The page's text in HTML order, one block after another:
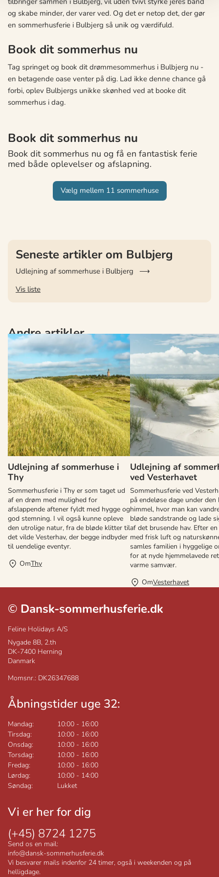
og skabe minder, der varer ved. Og det er netop det, der gør
en sommerhusferie i Bulbjerg så unik og værdifuld.
Book dit sommerhus nu
Tag springet og book dit drømmesommerhus i Bulbjerg nu -
en betagende oase venter på dig. Lad ikke denne chance gå
forbi, oplev Bulbjergs unikke skønhed ved at booke dit
sommerhus i dag.
Book dit sommerhus nu
Book dit sommerhus nu og få en fantastisk ferie
med både oplevelser og afslapning.
Vælg mellem 11 sommerhuse
Seneste artikler om Bulbjerg
Udlejning af sommerhuse i Bulbjerg
Vis liste
Andre artikler
Udlejning af sommerhuse i
Thy
Sommerhusferie i Thy er som taget ud
af en drøm med mulighed for
afslappende aftener fyldt med hygge og
god stemning. I vil også kunne opleve
den utrolige natur, fra de bløde klitter til
det vilde Vesterhav, der begge indbyder
til uendelige eventyr.
OmThy
Udlejning af
ved Vesterhavet
Sommerhusferie ved
på endeløse dage under den
himmel, hvor man kan
bløde sandstrande og lade
af det brusende hav. Efter
med frisk luft og
samles familien i hyggelige
for at nyde hjemmelavede
varme samvær.
OmVesterhavet
© Dansk-sommerhusferie.dk
Feline Holidays A/S
Nygade 8B, 2.th
DK-7400 Herning
Danmark
Momsnr.: DK26347688
Åbningstider uge 32:
Mandag: 10:00 - 16:00
Tirsdag:
10:00 - 16:00
Onsdag:
10:00 - 16:00
Torsdag:
10:00 - 16:00
Fredag:
10:00 - 16:00
Lørdag:
10:00 - 14:00
Søndag:
Lukket
Vi er her for dig
(+45) 8724 1275
Send os en mail:
info@dansk-sommerhusferie.dk
Vi besvarer mails indenfor 24 timer, også i weekenden og på
helligdage.